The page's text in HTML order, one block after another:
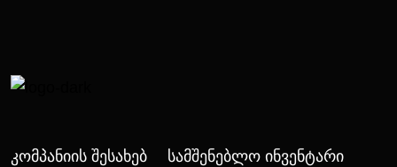
Კომპანიის Შესახებ Სამშენებლო Ინვენტარი